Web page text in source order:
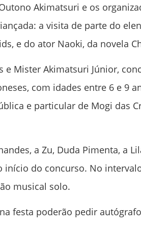
Akimatsuri e os
a visita de parte do
e do ator Naoki, da novela
e Mister Akimatsuri Júnior,
com idades entre 6 e 9
e particular de Mogi das
a Zu, Duda Pimenta, a
início do concurso. No
musical solo.
festa poderão pedir